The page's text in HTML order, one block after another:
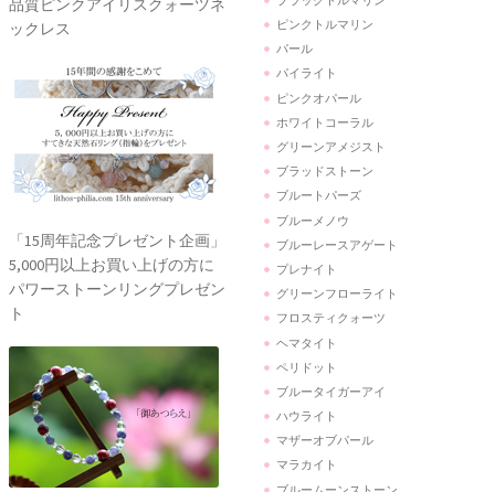
品質ピンクアイリスクォーツネ
ックレス
「15周年記念プレゼント企画」
5,000円以上お買い上げの方に
パワーストーンリングプレゼン
ト
ピンクトルマリン
パール
パイライト
ピンクオパール
ホワイトコーラル
グリーンアメジスト
ブラッドストーン
ブルートパーズ
ブルーメノウ
ブルーレースアゲート
プレナイト
グリーンフローライト
フロスティクォーツ
ヘマタイト
ペリドット
ブルータイガーアイ
ハウライト
マザーオブパール
マラカイト